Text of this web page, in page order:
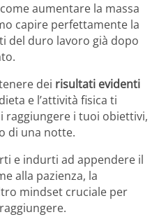
aumentare la massa
capire perfettamente la
del duro lavoro già dopo
dei risultati evidenti
e l’attività fisica ti
raggiungere i tuoi obiettivi,
di una notte.
e indurti ad appendere il
alla pazienza, la
mindset cruciale per